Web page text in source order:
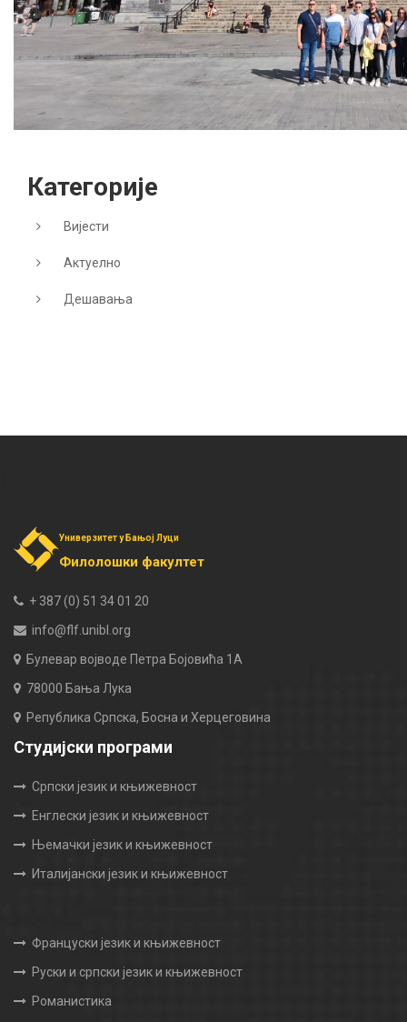
Категорије
Вијести
Актуелно
Дешавања
Универзитет у Бањој Луци
Филолошки факултет
+ 387 (0) 51 34 01 20
info@flf.unibl.org
Булевар војводе Петра Бојовића 1А
78000 Бања Лука
Република Српска, Босна и Херцеговина
Студијски програми
Српски језик и књижевност
Енглески језик и књижевност
Њемачки језик и књижевност
Италијански језик и књижевност
Француски језик и књижевност
Руски и српски језик и књижевност
Романистика